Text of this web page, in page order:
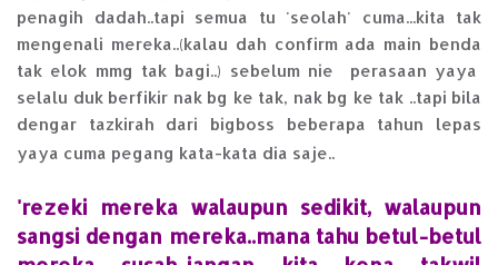
penagih dadah..tapi semua tu 'seolah' cuma...kita tak
mengenali mereka..(kalau dah confirm ada main benda
tak elok mmg tak bagi..) sebelum nie perasaan yaya
selalu duk berfikir nak bg ke tak, nak bg ke tak ..tapi bila
dengar tazkirah dari bigboss beberapa tahun lepas
yaya cuma pegang kata-kata dia saje..
'rezeki mereka walaupun sedikit, walaupun
sangsi dengan mereka..mana tahu betul-betul